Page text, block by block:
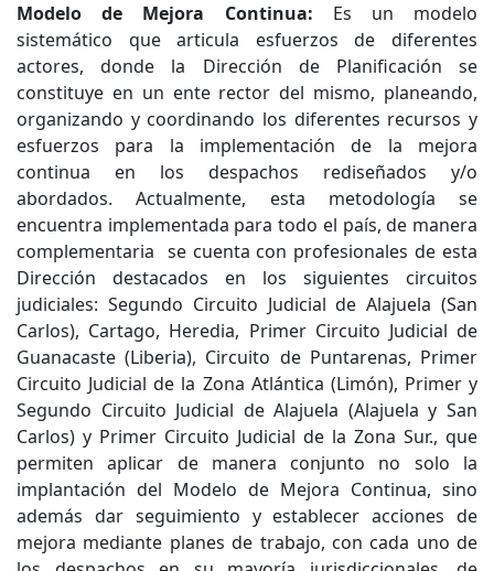
Modelo de Mejora Continua: Es un modelo
sistemático que articula esfuerzos de diferentes
actores, donde la Dirección de Planificación se
constituye en un ente rector del mismo, planeando,
organizando y coordinando los diferentes recursos y
esfuerzos para la implementación de la mejora
continua en los despachos rediseñados y/o
abordados. Actualmente, esta metodología se
encuentra implementada para todo el país, de manera
complementaria se cuenta con profesionales de esta
Dirección destacados en los siguientes circuitos
judiciales: Segundo Circuito Judicial de Alajuela (San
Carlos), Cartago, Heredia, Primer Circuito Judicial de
Guanacaste (Liberia), Circuito de Puntarenas, Primer
Circuito Judicial de la Zona Atlántica (Limón), Primer y
Segundo Circuito Judicial de Alajuela (Alajuela y San
Carlos) y Primer Circuito Judicial de la Zona Sur., que
permiten aplicar de manera conjunto no solo la
implantación del Modelo de Mejora Continua, sino
además dar seguimiento y establecer acciones de
mejora mediante planes de trabajo, con cada uno de